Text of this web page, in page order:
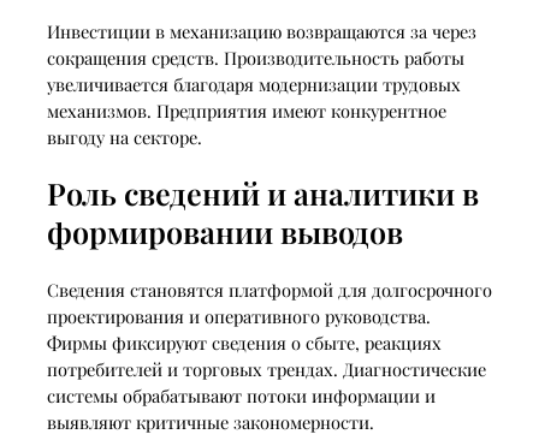
Инвестиции в механизацию возвращаются за через
сокращения средств. Производительность работы
увеличивается благодаря модернизации трудовых
механизмов. Предприятия имеют конкурентное
выгоду на секторе.
Роль сведений и аналитики в
формировании выводов
Сведения становятся платформой для долгосрочного
проектирования и оперативного руководства.
Фирмы фиксируют сведения о сбыте, реакциях
потребителей и торговых трендах. Диагностические
системы обрабатывают потоки информации и
выявляют критичные закономерности.